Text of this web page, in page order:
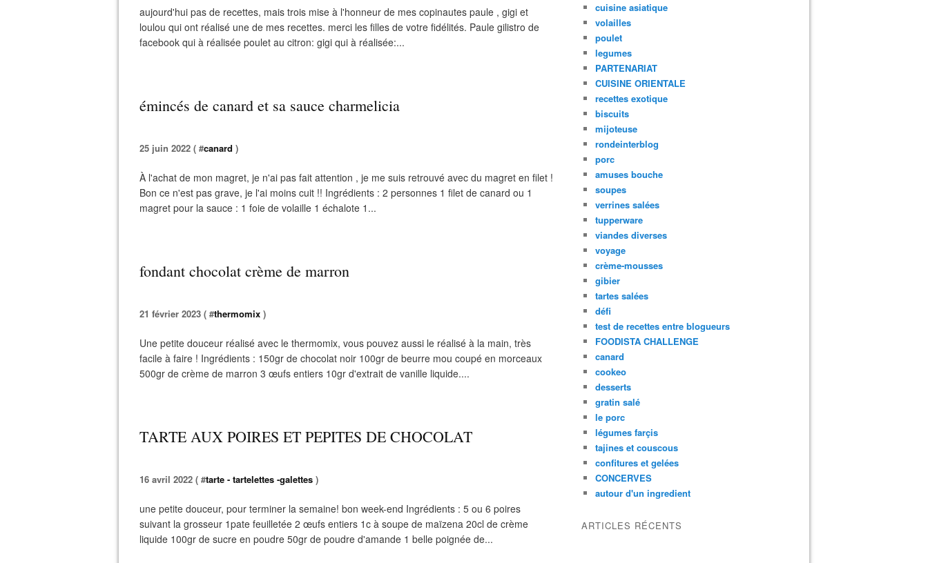
aujourd'hui pas de recettes, mais trois mise à l'honneur de mes copinautes paule , gigi et
loulou qui ont réalisé une de mes recettes. merci les filles de votre fidélités. Paule gilistro de
facebook qui à réalisée poulet au citron: gigi qui à réalisée:...
émincés de canard et sa sauce charmelicia
25 juin 2022 ( #canard )
À l'achat de mon magret, je n'ai pas fait attention , je me suis retrouvé avec du magret en filet !
Bon ce n'est pas grave, je l'ai moins cuit !! Ingrédients : 2 personnes 1 filet de canard ou 1
magret pour la sauce : 1 foie de volaille 1 échalote 1...
fondant chocolat crème de marron
21 février 2023 ( #thermomix )
Une petite douceur réalisé avec le thermomix, vous pouvez aussi le réalisé à la main, très
facile à faire ! Ingrédients : 150gr de chocolat noir 100gr de beurre mou coupé en morceaux
500gr de crème de marron 3 œufs entiers 10gr d'extrait de vanille liquide....
TARTE AUX POIRES ET PEPITES DE CHOCOLAT
16 avril 2022 ( #tarte - tartelettes -galettes )
une petite douceur, pour terminer la semaine! bon week-end Ingrédients : 5 ou 6 poires
suivant la grosseur 1pate feuilletée 2 œufs entiers 1c à soupe de maïzena 20cl de crème
liquide 100gr de sucre en poudre 50gr de poudre d'amande 1 belle poignée de...
cuisine asiatique
volailles
poulet
legumes
PARTENARIAT
CUISINE ORIENTALE
recettes exotique
biscuits
mijoteuse
rondeinterblog
porc
amuses bouche
soupes
verrines salées
tupperware
viandes diverses
voyage
crème-mousses
gibier
tartes salées
défi
test de recettes entre blogueurs
FOODISTA CHALLENGE
canard
cookeo
desserts
gratin salé
le porc
légumes farçis
tajines et couscous
confitures et gelées
CONCERVES
autour d'un ingredient
ARTICLES RÉCENTS